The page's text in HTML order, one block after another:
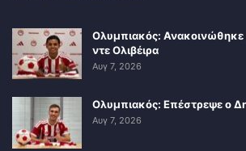
Ολυμπιακός:
ντε Ολιβέιρα
Αυγ 7, 2026
Ολυμπιακός: Επέστρεψε ο
Αυγ 7, 2026